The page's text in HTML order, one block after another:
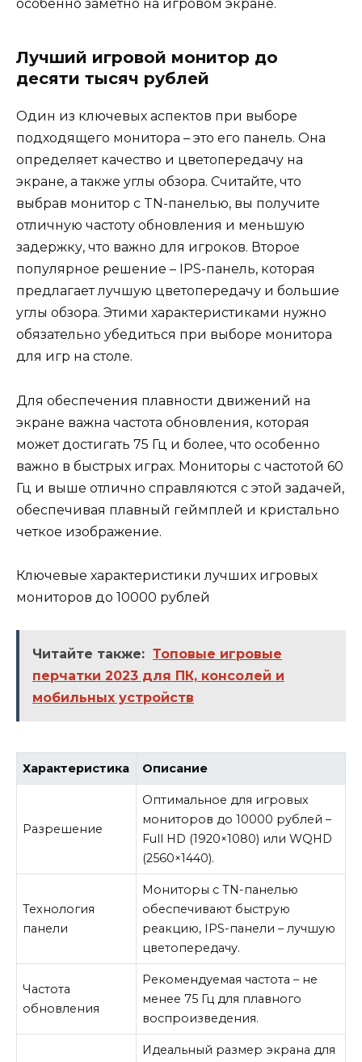
особенно заметно на игровом экране.
Лучший игровой монитор до
десяти тысяч рублей
Один из ключевых аспектов при выборе
подходящего монитора – это его панель. Она
определяет качество и цветопередачу на
экране, а также углы обзора. Считайте, что
выбрав монитор с TN-панелью, вы получите
отличную частоту обновления и меньшую
задержку, что важно для игроков. Второе
популярное решение – IPS-панель, которая
предлагает лучшую цветопередачу и большие
углы обзора. Этими характеристиками нужно
обязательно убедиться при выборе монитора
для игр на столе.
Для обеспечения плавности движений на
экране важна частота обновления, которая
может достигать 75 Гц и более, что особенно
важно в быстрых играх. Мониторы с частотой 60
Гц и выше отлично справляются с этой задачей,
обеспечивая плавный геймплей и кристально
четкое изображение.
Ключевые характеристики лучших игровых
мониторов до 10000 рублей
Читайте также: Топовые игровые
перчатки 2023 для ПК, консолей и
мобильных устройств
Характеристика Описание
Разрешение
Оптимальное для игровых
мониторов до 10000 рублей –
Full HD (1920×1080) или WQHD
(2560×1440).
Технология
панели
Мониторы с TN-панелью
обеспечивают быструю
реакцию, IPS-панели – лучшую
цветопередачу.
Частота
обновления
Рекомендуемая частота – не
менее 75 Гц для плавного
воспроизведения.
Идеальный размер экрана для